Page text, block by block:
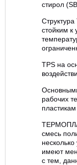
стирол
стойким к
ТPS на
рабочих
смесь
имеют
с тем,